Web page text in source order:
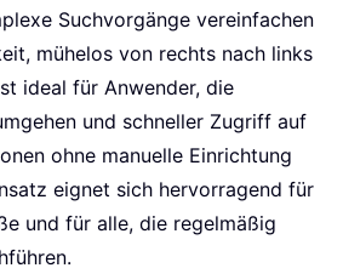
Suchvorgänge vereinfachen
mühelos von rechts nach links
ideal für Anwender, die
und schneller Zugriff auf
ohne manuelle Einrichtung
eignet sich hervorragend für
und für alle, die regelmäßig